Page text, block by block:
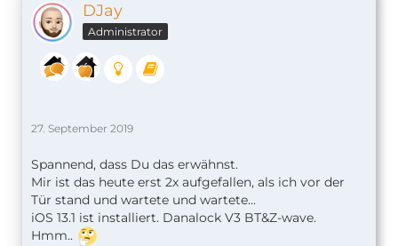
DJay
Administrator
27. September 2019
Spannend, dass Du das erwähnst.
Mir ist das heute erst 2x aufgefallen, als ich vor der
Tür stand und wartete und wartete...
iOS 13.1 ist installiert. Danalock V3 BT&Z-wave.
Hmm..